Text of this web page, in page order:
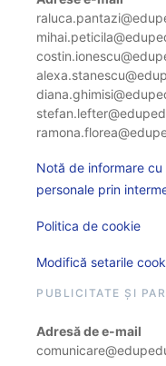
Notă de informare
personale prin
Politica de cookie
Modifică setarile
PUBLICITATE ȘI
Adresă de e-mail